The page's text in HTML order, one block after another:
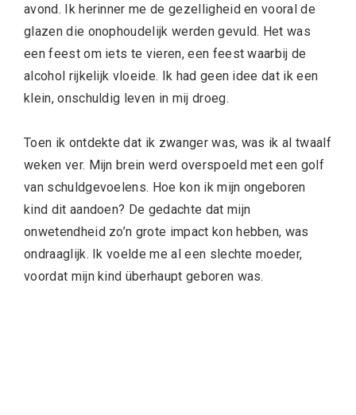
avond. Ik herinner me de gezelligheid en vooral de
glazen die onophoudelijk werden gevuld. Het was
een feest om iets te vieren, een feest waarbij de
alcohol rijkelijk vloeide. Ik had geen idee dat ik een
klein, onschuldig leven in mij droeg.
Toen ik ontdekte dat ik zwanger was, was ik al twaalf
weken ver. Mijn brein werd overspoeld met een golf
van schuldgevoelens. Hoe kon ik mijn ongeboren
kind dit aandoen? De gedachte dat mijn
onwetendheid zo’n grote impact kon hebben, was
ondraaglijk. Ik voelde me al een slechte moeder,
voordat mijn kind überhaupt geboren was.